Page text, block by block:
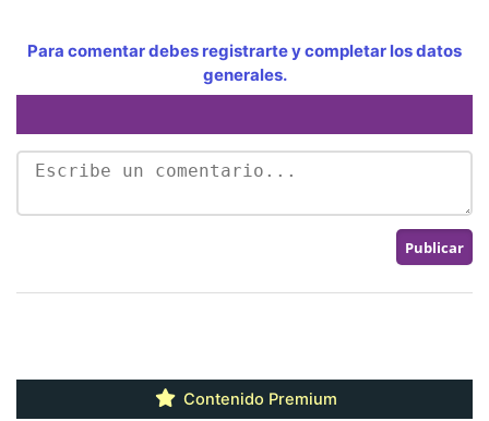
Para comentar debes registrarte y completar los datos
generales.
Contenido Premium